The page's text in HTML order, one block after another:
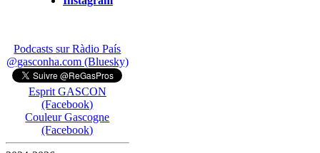
Podcasts sur Ràdio País
@gasconha.com (Bluesky)
Esprit GASCON
(Facebook)
Couleur Gascogne
(Facebook)